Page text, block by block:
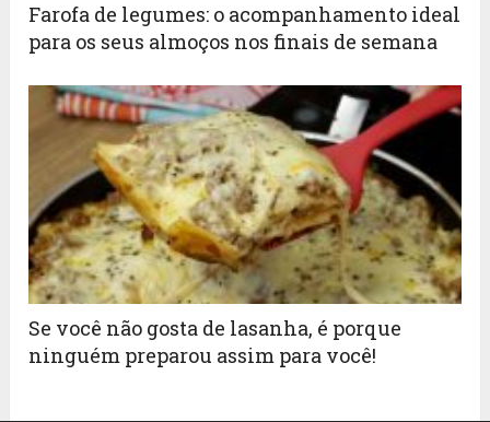
Farofa de legumes: o acompanhamento ideal
para os seus almoços nos finais de semana
Se você não gosta de lasanha, é porque
ninguém preparou assim para você!